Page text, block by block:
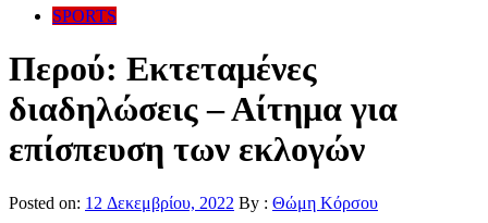
SPORTS
Περού: Εκτεταμένες
διαδηλώσεις – Αίτημα για
επίσπευση των εκλογών
Posted on: 12 Δεκεμβρίου, 2022 By : Θώμη Κόρσου